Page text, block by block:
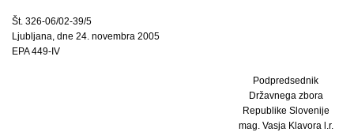
Št. 326-06/02-39/5
Ljubljana, dne 24. novembra 2005
EPA 449-IV
Podpredsednik
Državnega zbora
Republike Slovenije
mag. Vasja Klavora l.r.